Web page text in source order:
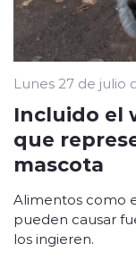
Lunes 27 de julio
Incluido el
que
mascota
Alimentos como
pueden causar
los ingieren.